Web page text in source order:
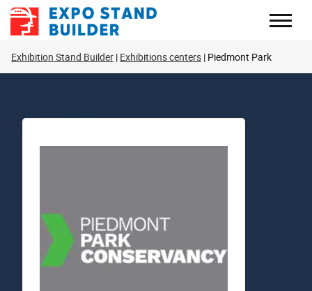
Перейти
Exhibition Stand Builder Exhibitions centers Piedmont Park